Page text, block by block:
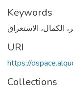
Keywords
URI
https://
Collections